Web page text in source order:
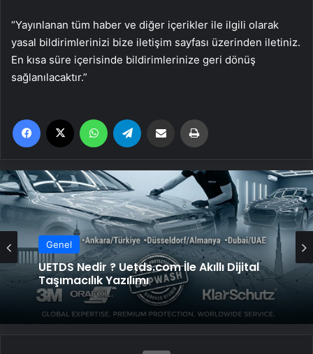
“Yayınlanan tüm haber ve diğer içerikler ile ilgili olarak
yasal bildirimlerinizi bize iletişim sayfası üzerinden iletiniz.
En kısa süre içerisinde bildirimlerinize geri dönüş
sağlanılacaktır.”
Facebook WhatsApp Email'den paylaş
Genel
UETDS Nedir ? Uetds.com İle Akıllı Dijital
Taşımacılık Yazılımı